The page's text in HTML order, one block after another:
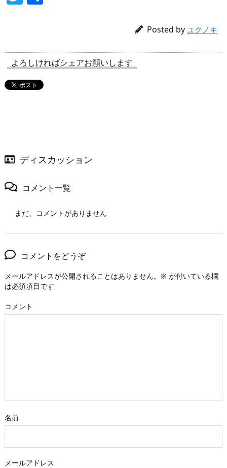
Posted by ユクノキ
よろしければシェアお願いします
ディスカッション
コメント一覧
まだ、コメントがありません
コメントをどうぞ
メールアドレスが公開されることはありません。 ※ が付いている欄
は必須項目です
コメント
名前
メールアドレス